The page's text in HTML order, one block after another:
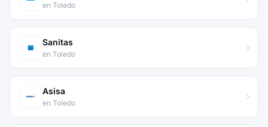
en Toledo
Sanitas
en Toledo
Asisa
en Toledo